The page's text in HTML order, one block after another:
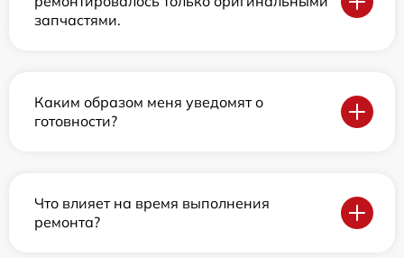
запчастями.
Каким образом меня уведомят о
готовности?
Что влияет на время выполнения
ремонта?